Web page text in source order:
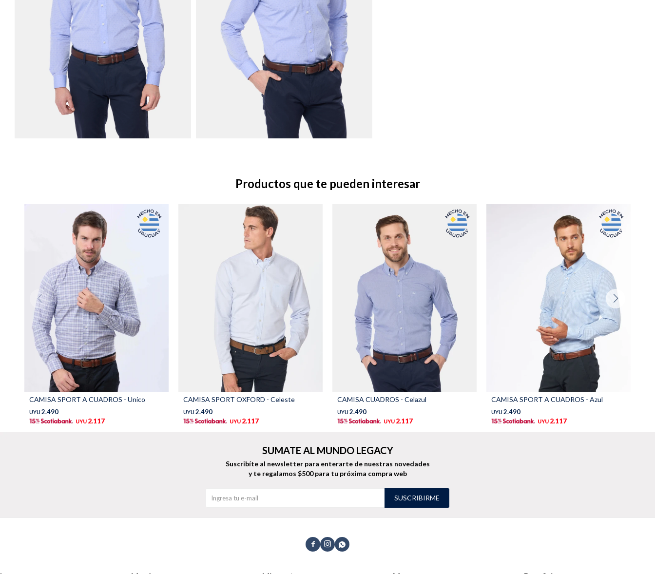
Productos que te pueden interesar
CAMISA SPORT A CUADROS - Unico
UYU 2.490
UYU 2.117
CAMISA SPORT OXFORD - Celeste
UYU 2.490
UYU 2.117
CAMISA CUADROS - Celazul
UYU 2.490
UYU 2.117
CAMISA SPORT A CUADROS - Azul
UYU 2.490
UYU 2.117
  
SUMATE AL MUNDO LEGACY
Suscribíte al newsletter para enterarte de nuestras novedades
y te regalamos $500 para tu próxima compra web
SUSCRIBIRME